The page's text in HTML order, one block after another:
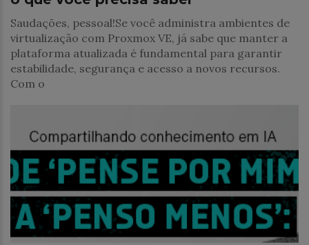
Saudações, pessoal!Se você administra ambientes de
virtualização com Proxmox VE, já sabe que manter a
plataforma atualizada é fundamental para garantir
estabilidade, segurança e acesso a novos recursos.
Com o